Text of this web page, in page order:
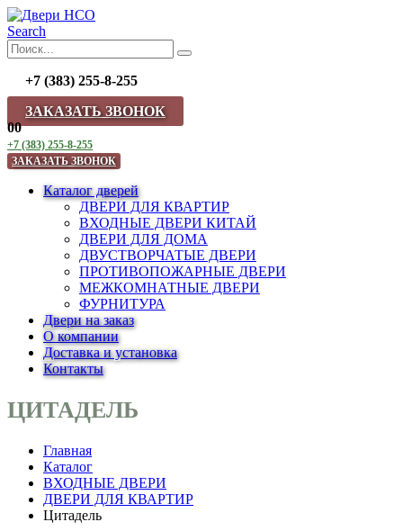
Search
+7 (383) 255-8-255
ЗАКАЗАТЬ ЗВОНОК
00
+7 (383) 255-8-255
ЗАКАЗАТЬ ЗВОНОК
Каталог дверей
ДВЕРИ ДЛЯ КВАРТИР
ВХОДНЫЕ ДВЕРИ КИТАЙ
ДВЕРИ ДЛЯ ДОМА
ДВУСТВОРЧАТЫЕ ДВЕРИ
ПРОТИВОПОЖАРНЫЕ ДВЕРИ
МЕЖКОМНАТНЫЕ ДВЕРИ
ФУРНИТУРА
Двери на заказ
О компании
Доставка и установка
Контакты
ЦИТАДЕЛЬ
Главная
Каталог
ВХОДНЫЕ ДВЕРИ
ДВЕРИ ДЛЯ КВАРТИР
Цитадель